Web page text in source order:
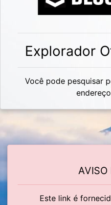
Explorador
Você pode pesquisar
AVISO
Este link é